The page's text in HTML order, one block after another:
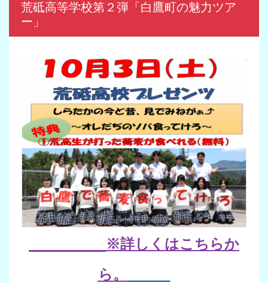
荒砥高等学校第２弾「白鷹町の魅力ツア
ー」
※詳しくはこちらか
ら。